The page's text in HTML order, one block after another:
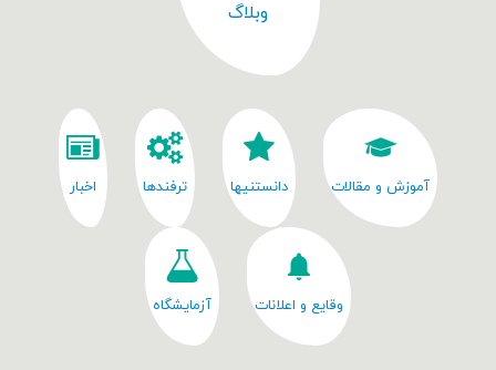
وبلاگ
آموزش و مقالات دانستنیها ترفندها اخبار
وقایع و اعلانات آزمایشگاه